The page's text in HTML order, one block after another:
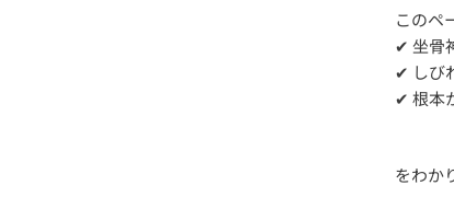
このペ
✔ 坐骨
✔ しび
✔ 根本
をわか